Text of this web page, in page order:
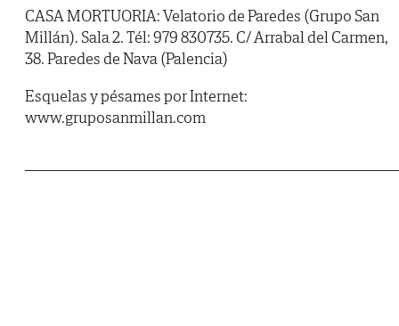
CASA MORTUORIA: Velatorio de Paredes (Grupo San
Millán). Sala 2. Tél: 979 830735. C/ Arrabal del Carmen,
38. Paredes de Nava (Palencia)
Esquelas y pésames por Internet:
www.gruposanmillan.com